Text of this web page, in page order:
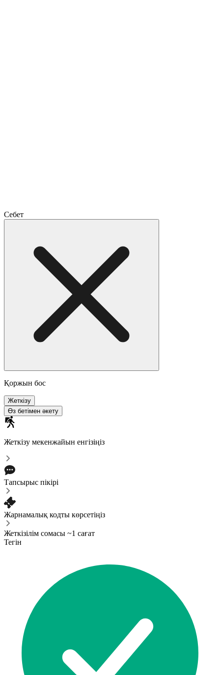
Себет
Қоржын бос
Жеткізу
Өз бетімен әкету
Жеткізу мекенжайын енгізіңіз
Тапсырыс пікірі
Жарнамалық кодты көрсетіңіз
Жеткізілім сомасы ~1 сағат
Тегін